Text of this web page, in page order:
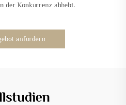
der Konkurrenz abhebt.
anfordern